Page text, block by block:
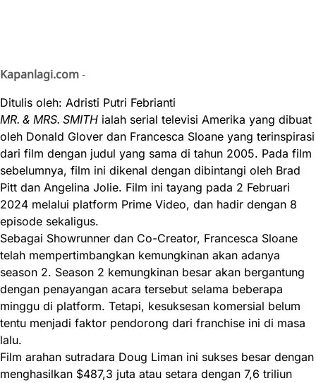
Kapanlagi.com-
Ditulis oleh: Adristi Putri Febrianti
MR. & MRS. SMITH ialah serial televisi Amerika yang dibuat
oleh Donald Glover dan Francesca Sloane yang terinspirasi
dari film dengan judul yang sama di tahun 2005. Pada film
sebelumnya, film ini dikenal dengan dibintangi oleh Brad
Pitt dan Angelina Jolie. Film ini tayang pada 2 Februari
2024 melalui platform Prime Video, dan hadir dengan 8
episode sekaligus.
Sebagai Showrunner dan Co-Creator, Francesca Sloane
telah mempertimbangkan kemungkinan akan adanya
season 2. Season 2 kemungkinan besar akan bergantung
dengan penayangan acara tersebut selama beberapa
minggu di platform. Tetapi, kesuksesan komersial belum
tentu menjadi faktor pendorong dari franchise ini di masa
lalu.
Film arahan sutradara Doug Liman ini sukses besar dengan
menghasilkan $487,3 juta atau setara dengan 7,6 triliun